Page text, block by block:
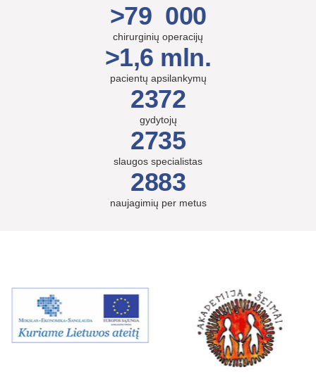
>79 000
chirurginių operacijų
>1,6 mln.
pacientų apsilankymų
2372
gydytojų
2735
slaugos specialistas
2883
naujagimių per metus